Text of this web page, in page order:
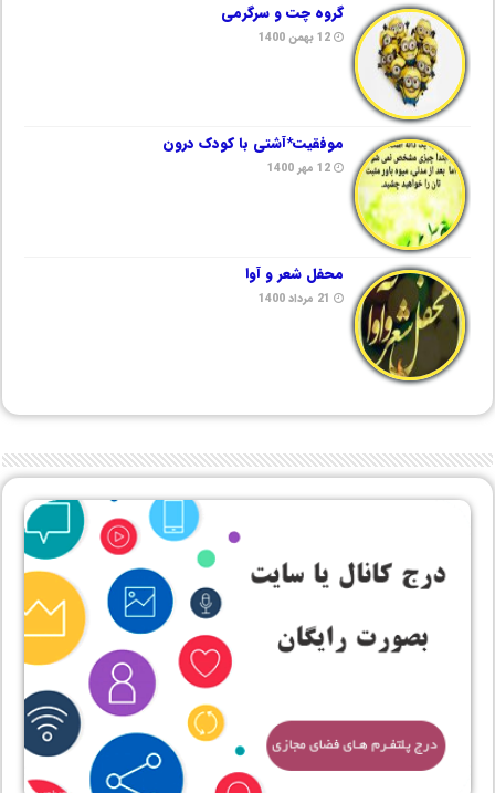
گروه چت و سرگرمی
12 بهمن 1400
موفقیت*آشتی با کودک درون
12 مهر 1400
محفل شعر و آوا
21 مرداد 1400